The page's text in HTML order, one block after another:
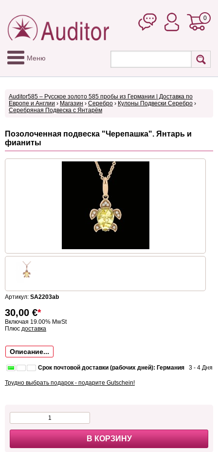
0
Меню
Auditor585 – Русское золото 585 пробы из Германии | Доставка по
Европе и Англии › Магазин › Серебро › Кулоны Подвески Серебро ›
Серебряная Подвеска с Янтарём
Позолоченная подвеска "Черепашка". Янтарь и
фианиты
Артикул: SA2203ab
30,00 €*
Включая 19.00% MwSt
Плюс доставка
Описание...
Срок почтовой доставки (рабочих дней): Германия 3 - 4 Дня
Трудно выбрать подарок - подарите Gutschein!
В КОРЗИНУ